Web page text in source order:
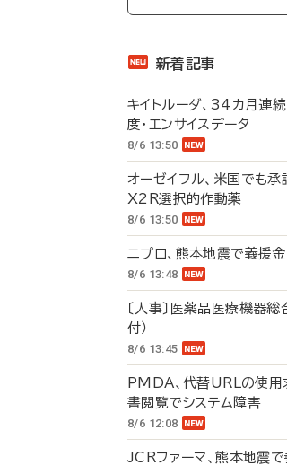
新着記事
キイトルーダ、34カ月
度・エンサイスデータ
8/6 13:50
オーゼイフル、米国でも
X2R選択的作動薬
8/6 13:50
ニプロ、熊本地震で義援
8/6 13:48
〔人事〕医薬品医療機器
付）
8/6 13:45
PMDA、代替URLの使
書閲覧でシステム障害
8/6 12:08
JCRファーマ、熊本地震